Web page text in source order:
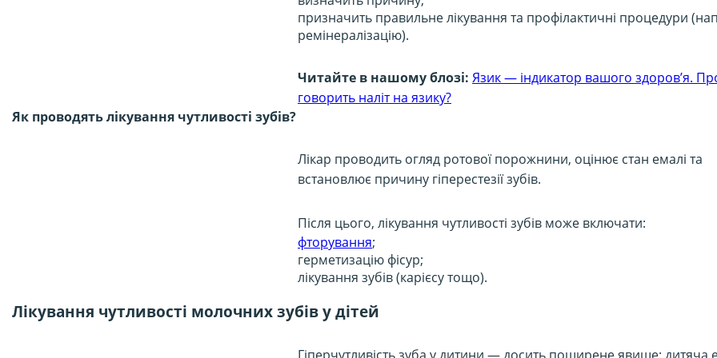
призначить правильне лікування та профілактичні процедури
ремінералізацію).
Читайте в нашому блозі: Язик — індикатор вашого здоров’я.
говорить наліт на язику?
Як проводять лікування чутливості зубів?
Лікар проводить огляд ротової порожнини, оцінює стан емалі та
встановлює причину гіперестезії зубів.
Після цього, лікування чутливості зубів може включати:
фторування;
герметизацію фісур;
лікування зубів (карієсу тощо).
Лікування чутливості молочних зубів у дітей